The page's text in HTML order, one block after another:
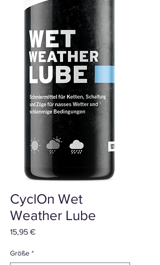
CyclOn Wet
Weather Lube
15,95 €Preis
Größe *